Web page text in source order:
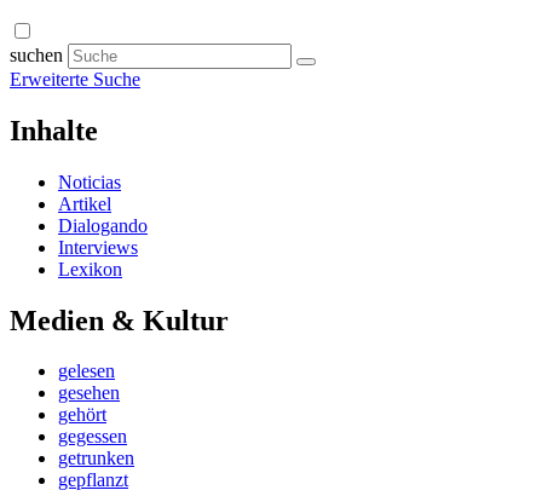
suchen
Erweiterte Suche
Inhalte
Noticias
Artikel
Dialogando
Interviews
Lexikon
Medien & Kultur
gelesen
gesehen
gehört
gegessen
getrunken
gepflanzt